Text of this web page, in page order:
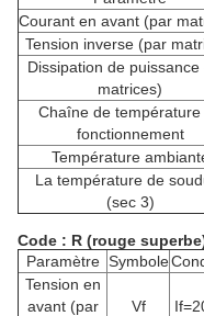
Courant en avant (par
Tension inverse (par
Dissipation de puissance
matrices)
Chaîne de température
fonctionnement
Température
La température de
(sec 3)
Code : R (rouge
Paramètre Symbole
Tension en
avant (par
Vf